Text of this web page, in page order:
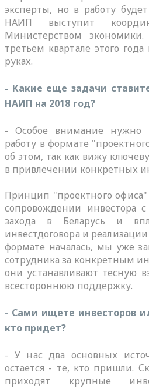
эксперты, но в работу
НАИП выступит
Министерством
третьем квартале этого
руках.
- Какие еще задачи
НАИП на 2018 год?
- Особое внимание нужно
работу в формате
об этом, так как вижу
в привлечении конкретных
Принцип "проектного
сопровождении инвестора
захода в Беларусь и
инвестдоговора и
формате началась, мы уже
сотрудника за конкретным
они устанавливают тесную
всестороннюю поддержку.
- Сами ищете инвесторов
кто придет?
- У нас два основных
остается - те, кто пришли.
приходят крупные